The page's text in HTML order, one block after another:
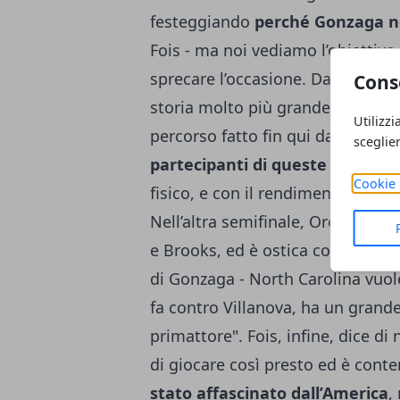
Cookie
festeggiando perché Gonzaga
Fois - ma noi vediamo
sprecare l’occasione. Dal mio
storia molto più grande di me".
percorso fatto fin qui dal team,
partecipanti di queste Final
fisico, e con il rendimento in
Nell’altra semifinale, Oregon
e Brooks, ed è ostica con il suo
di Gonzaga - North Carolina
fa contro Villanova, ha un
primattore". Fois, infine, dice di
di giocare così presto ed è
stato affascinato dall’America,